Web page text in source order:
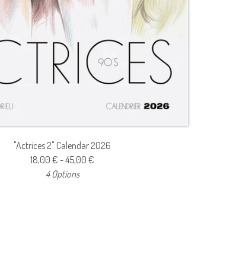
"Actrices 2" Calendar 2026
18,00 € - 45,00 €
4 Options